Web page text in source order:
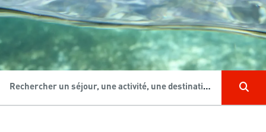
Rechercher un séjour, une activité, une destination...